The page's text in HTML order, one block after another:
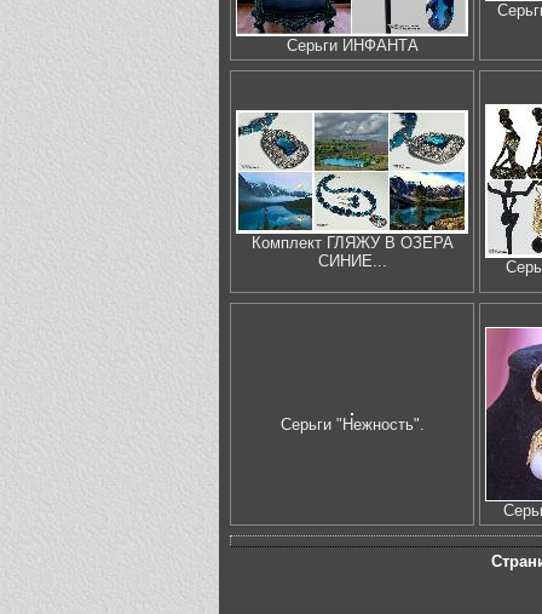
Серьги ИНФАНТА
Комплект ГЛЯЖУ В ОЗЕРА
СИНИЕ...
Серьги "Нежность".